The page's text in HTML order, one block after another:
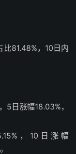
81.48%，10日内
日涨幅18.03%，
，10日涨幅